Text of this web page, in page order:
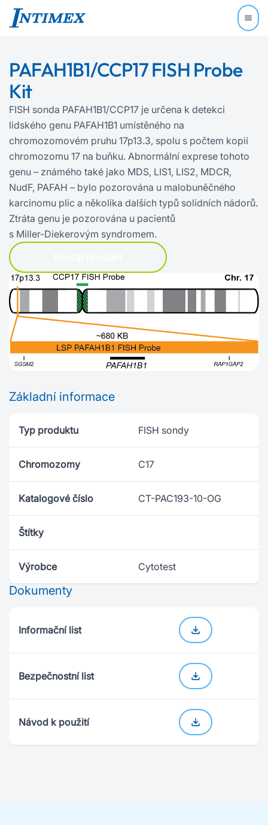
PAFAH1B1/CCP17 FISH Probe
Kit
FISH sonda PAFAH1B1/CCP17 je určena k detekci
lidského genu PAFAH1B1 umístěného na
chromozomovém pruhu 17p13.3, spolu s počtem kopií
chromozomu 17 na buňku. Abnormální exprese tohoto
genu – známého také jako MDS, LIS1, LIS2, MDCR,
NudF, PAFAH – bylo pozorována u malobuněčného
karcinomu plic a několika dalších typů solidních nádorů.
Ztráta genu je pozorována u pacientů
s Miller‍-‍Diekerovým syndromem.
Základní informace
Typ produktu FISH sondy
Chromozomy C17
Katalogové číslo CT-PAC193-10-OG
Štítky
Výrobce Cytotest
Dokumenty
Informační list
Bezpečnostní list
Návod k použití